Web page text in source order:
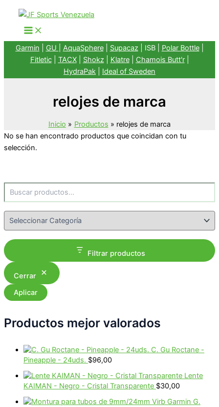
contenido
Garmin
GU AquaSphere| Supacaz | ISB | Polar Bottle|
Fitletic| TACX| Shokz Klatre| Chamois Butt'r|
HydraPak
Ideal of Sweden
relojes de marca
Inicio Productos relojes de marca
Categorías del producto
Filtrar productos
Cerrar
Aplicar
Productos mejor valorados
C. Gu Roctane -
Pineapple - 24uds. $96,00
Lente
KAIMAN - Negro - Cristal Transparente $30,00
G.
No se han encontrado productos que coincidan con tu
selección.